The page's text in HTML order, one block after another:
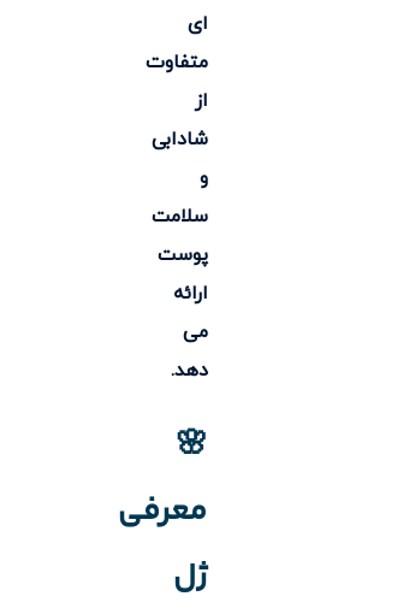
ای
متفاوت
از
شادابی
و
سلامت
پوست
ارائه
می
دهد.
🌸
معرفی
ژل